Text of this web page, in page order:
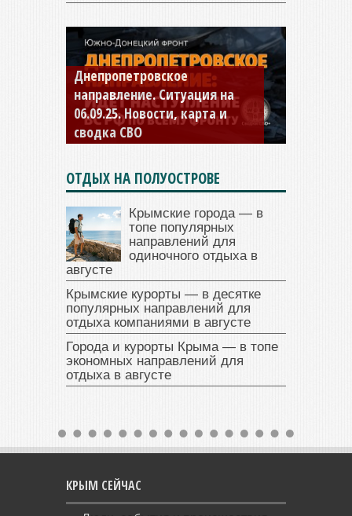
Константиновское
направление. Ситуация на
04.09.25 Новости, карта и
сводка СВО
ОТДЫХ НА ПОЛУОСТРОВЕ
Крымские города — в
топе популярных
направлений для
одиночного отдыха в
августе
Крымские курорты — в десятке
популярных направлений для
отдыха компаниями в августе
Города и курорты Крыма — в топе
экономных направлений для
отдыха в августе
КРЫМ СЕЙЧАС